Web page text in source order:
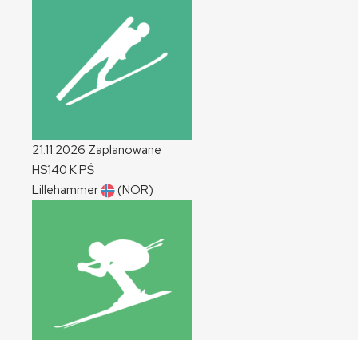
21.11.2026 Zaplanowane
HS140 KPŚ
Lillehammer
(NOR)